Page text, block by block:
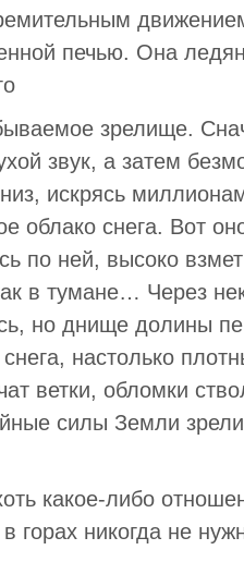
печью. Она
зрелище.
звук, а затем
искрясь
облако снега. Вот
по ней, высоко
в тумане… Через
но днище долины
настолько
ветки, обломки
силы Земли
какое-либо
горах никогда не